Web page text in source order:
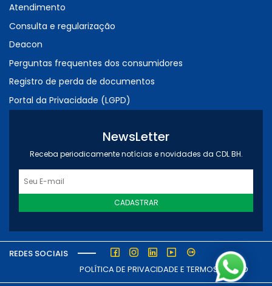
Atendimento
Consulta e regularização
Deacon
Perguntas frequentes dos consumidores
Registro de perda de documentos
Portal da Privacidade (LGPD)
NewsLetter
Receba periodicamente notícias e novidades da CDL BH.
CADASTRAR
REDES SOCIAIS
POLÍTICA DE PRIVACIDADE E TERMOS DE USO